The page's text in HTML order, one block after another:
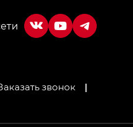
— GT, Джи Эль —
звонок |